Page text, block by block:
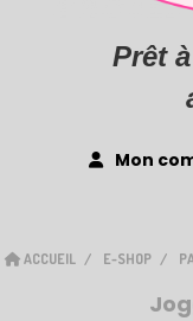
Prêt
Mon
ACCUEIL E-SHOP